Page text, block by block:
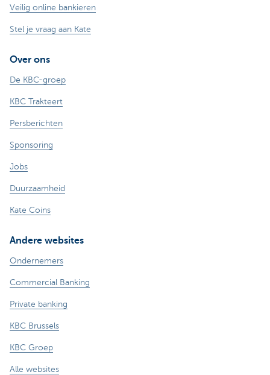
Veilig online bankieren
Stel je vraag aan Kate
Over ons
De KBC-groep
KBC Trakteert
Persberichten
Sponsoring
Jobs
Duurzaamheid
Kate Coins
Andere websites
Ondernemers
Commercial Banking
Private banking
KBC Brussels
KBC Groep
Alle websites